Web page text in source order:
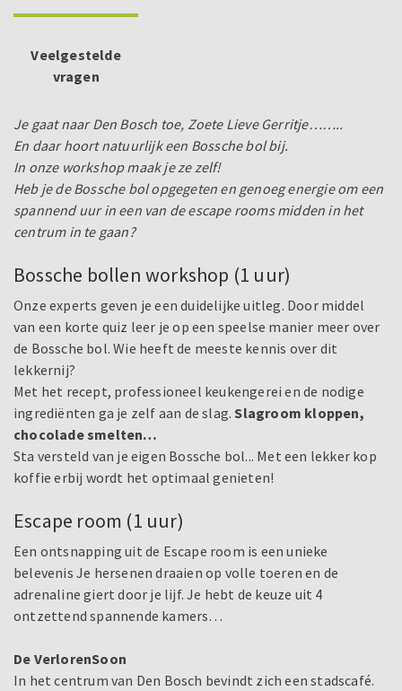
Veelgestelde
vragen
Je gaat naar Den Bosch toe, Zoete Lieve Gerritje……..
En daar hoort natuurlijk een Bossche bol bij.
In onze workshop maak je ze zelf!
Heb je de Bossche bol opgegeten en genoeg energie om een
spannend uur in een van de escape rooms midden in het
centrum in te gaan?
Bossche bollen workshop (1 uur)
Onze experts geven je een duidelijke uitleg. Door middel
van een korte quiz leer je op een speelse manier meer over
de Bossche bol. Wie heeft de meeste kennis over dit
lekkernij?
Met het recept, professioneel keukengerei en de nodige
ingrediënten ga je zelf aan de slag.Slagroom kloppen,
chocolade smelten…
Sta versteld van je eigen Bossche bol... Met een lekker kop
koffie erbij wordt het optimaal genieten!
Escape room (1 uur)
Een ontsnapping uit de Escape room is een unieke
belevenis Je hersenen draaien op volle toeren en de
adrenaline giert door je lijf. Je hebt de keuze uit 4
ontzettend spannende kamers…
De VerlorenSoon
In het centrum van Den Bosch bevindt zich een stadscafé.